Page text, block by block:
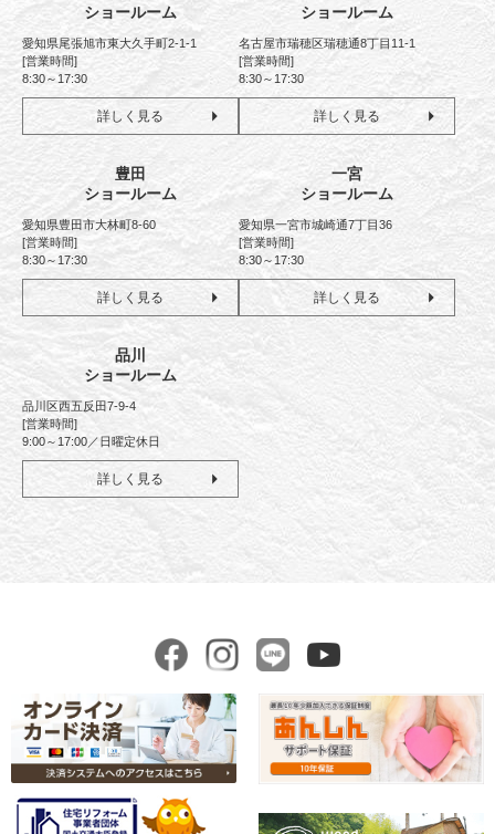
ショールーム
愛知県尾張旭市東大久手町2-1-1
[営業時間]
8:30～17:30
詳しく見る
ショールーム
名古屋市瑞穂区瑞穂通8丁目11-1
[営業時間]
8:30～17:30
詳しく見る
豊田
ショールーム
愛知県豊田市大林町8-60
[営業時間]
8:30～17:30
詳しく見る
一宮
ショールーム
愛知県一宮市城崎通7丁目36
[営業時間]
8:30～17:30
詳しく見る
品川
ショールーム
品川区西五反田7-9-4
[営業時間]
9:00～17:00／日曜定休日
詳しく見る